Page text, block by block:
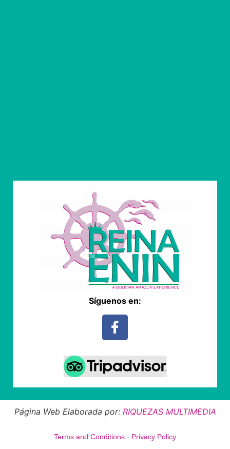
Síguenos en:
Página Web Elaborada por: RIQUEZAS MULTIMEDIA
Terms and Conditions - Privacy Policy